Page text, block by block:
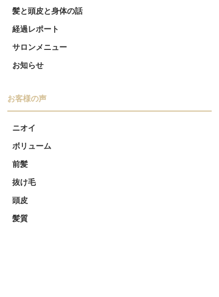
ビ
ー
ョ
髪と頭皮と身体の話
経過レポート
サロンメニュー
お知らせ
お客様の声
ニオイ
ボリューム
前髪
抜け毛
頭皮
髪質